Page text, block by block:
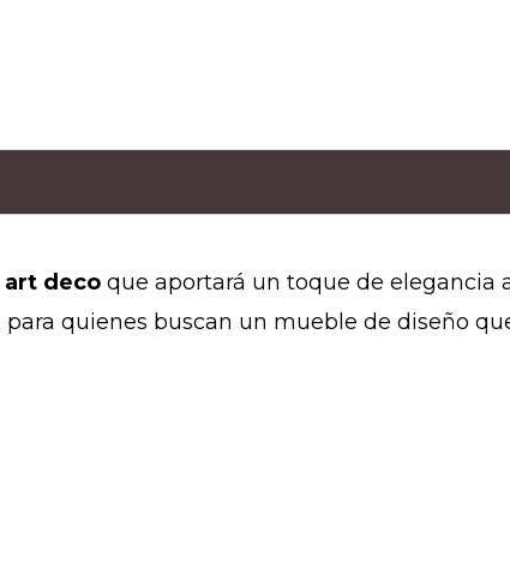
art deco que aportará un toque de elegancia
para quienes buscan un mueble de diseño